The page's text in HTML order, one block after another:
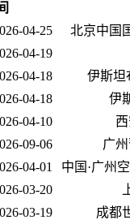
04-25
北京中国
04-19
04-18
伊斯坦
04-18
伊
04-10
09-06
广
04-01
中国·广州
03-20
03-19
成都